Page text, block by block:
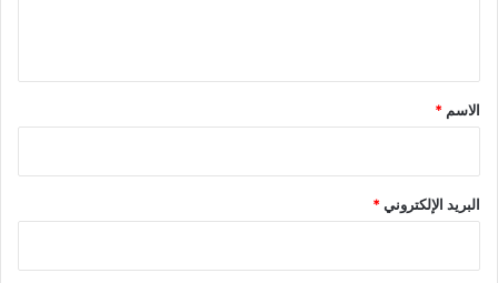
*
الاسم *
البريد الإلكتروني*